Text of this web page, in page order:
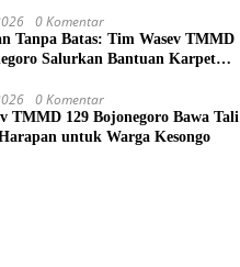
0 Komentar
Tanpa Batas: Tim Wasev TMMD
Salurkan Bantuan Karpet
0 Komentar
TMMD 129 Bojonegoro Bawa Tali
untuk Warga Kesongo